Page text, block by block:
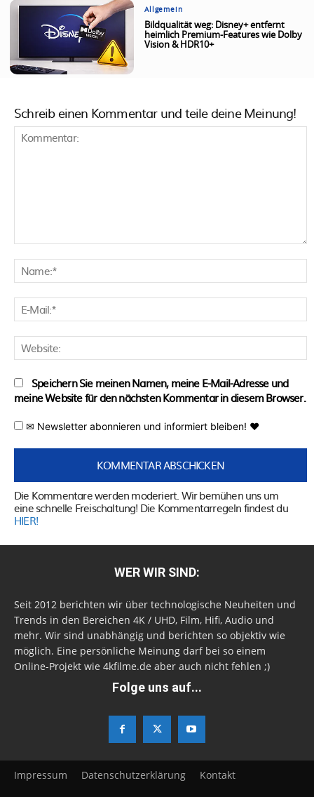
Allgemein
Bildqualität weg: Disney+ entfernt
heimlich Premium-Features wie Dolby
Vision & HDR10+
Schreib einen Kommentar und teile deine Meinung!
Speichern Sie meinen Namen, meine E-Mail-Adresse und
meine Website für den nächsten Kommentar in diesem Browser.
✉ Newsletter abonnieren und informiert bleiben! ♥
Die Kommentare werden moderiert. Wir bemühen uns um
eine schnelle Freischaltung! Die Kommentarregeln findest du
HIER!
WER WIR SIND:
Seit 2012 berichten wir über technologische Neuheiten und
Trends in den Bereichen 4K / UHD, Film, Hifi, Audio und
mehr. Wir sind unabhängig und berichten so objektiv wie
möglich. Eine persönliche Meinung darf bei so einem
Online-Projekt wie 4kfilme.de aber auch nicht fehlen ;)
Folge uns auf...
Impressum Datenschutzerklärung Kontakt